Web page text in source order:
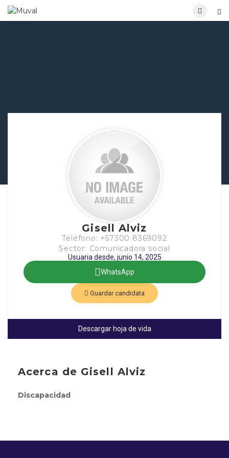
Gisell Alviz
Teléfono: +57300 8369092
Sector: Comunicadora social
Usuaria desde, junio 14, 2025
WhatsApp
Guardar candidata
Descargar hoja de vida
Acerca de Gisell Alviz
Discapacidad